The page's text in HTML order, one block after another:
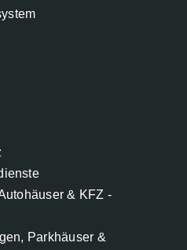
& KFZ -
Parkhäuser &